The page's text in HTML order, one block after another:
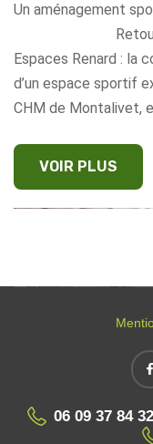
Un aménagement
Retour sur
Espaces Renard : la
d’un espace sportif
CHM de Montalivet,
06 09 37 84 32